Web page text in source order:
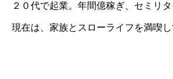
２０代で起業。 年間億稼ぎ、 セミリタ
現在は、 家族とスローライフを満喫し